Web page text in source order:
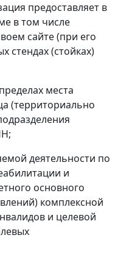
предоставляет в
в том числе
сайте (при его
стендах (стойках)
места
(территориально
деятельности по
и
основного
комплексной
и целевой